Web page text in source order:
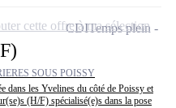
SOUS POISSY
dans les Yvelines du côté de Poissy et
(H/F) spécialisé(e)s dans la pose
CDITemps plein
cette offre à ma sélection